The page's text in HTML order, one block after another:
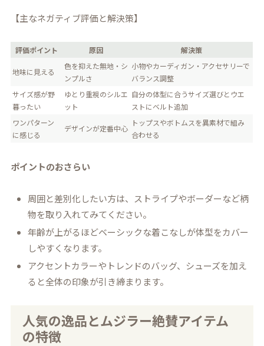
【主なネガティブ評価と解決策】
評価ポイント 原因 解決策
地味に見える
色を抑えた無地・シ
ンプルさ
小物やカーディガン・アクセサリーで
バランス調整
サイズ感が野
暮ったい
ゆとり重視のシルエ
ット
自分の体型に合うサイズ選びとウエ
ストにベルト追加
ワンパターン
に感じる
デザインが定番中心
トップスやボトムスを異素材で組み
合わせる
ポイントのおさらい
周囲と差別化したい方は、ストライプやボーダーなど柄
物を取り入れてみてください。
年齢が上がるほどベーシックな着こなしが体型をカバー
しやすくなります。
アクセントカラーやトレンドのバッグ、シューズを加え
ると全体の印象が引き締まります。
人気の逸品とムジラー絶賛アイテム
の特徴